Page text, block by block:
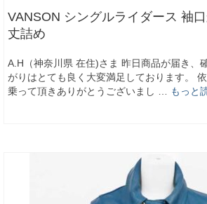
VANSON シングルライダース 袖
丈詰め
A.H（神奈川県 在住)さま 昨日商品が届き、
がりはとても良く大変満足しております。
乗って頂きありがとうございまし …
もっと